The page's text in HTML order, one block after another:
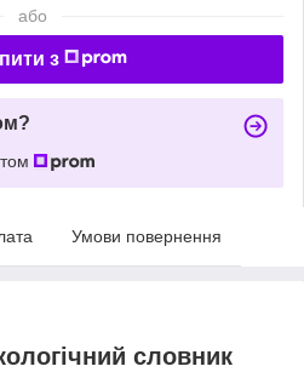
або
з
Умови повернення
словник